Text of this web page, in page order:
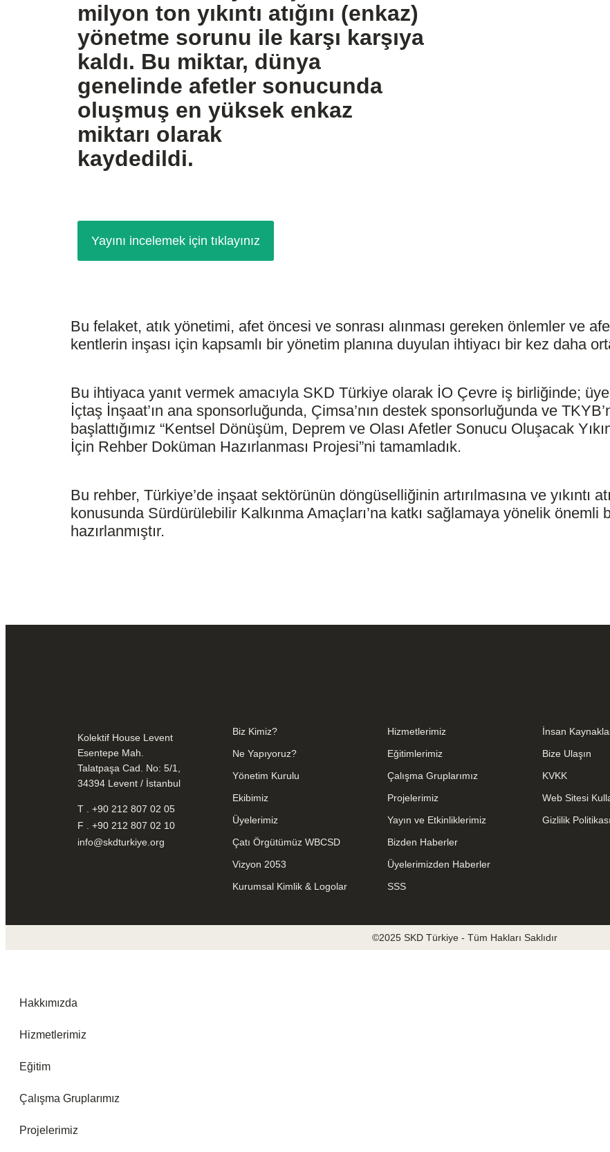
milyon ton yıkıntı atığını (enkaz)
yönetme sorunu ile karşı karşıya
kaldı. Bu miktar, dünya
genelinde afetler sonucunda
oluşmuş en yüksek enkaz
miktarı olarak
kaydedildi.
Yayını incelemek için tıklayınız
Bu felaket, atık yönetimi, afet öncesi ve sonrası alınması gereken önlemler ve
kentlerin inşası için kapsamlı bir yönetim planına duyulan ihtiyacı bir kez daha
Bu ihtiyaca yanıt vermek amacıyla SKD Türkiye olarak İO Çevre iş birliğinde;
İçtaş İnşaat’ın ana sponsorluğunda, Çimsa’nın destek sponsorluğunda ve
başlattığımız “Kentsel Dönüşüm, Deprem ve Olası Afetler Sonucu Oluşacak
İçin Rehber Doküman Hazırlanması Projesi”ni tamamladık.
Bu rehber, Türkiye’de inşaat sektörünün döngüselliğinin artırılmasına ve yıkıntı
konusunda Sürdürülebilir Kalkınma Amaçları’na katkı sağlamaya yönelik önemli
hazırlanmıştır.
Kolektif House Levent
Esentepe Mah.
Talatpaşa Cad. No: 5/1,
34394 Levent / İstanbul
T . +90 212 807 02 05
F . +90 212 807 02 10
info@skdturkiye.org
Biz Kimiz?
Ne Yapıyoruz?
Yönetim Kurulu
Ekibimiz
Üyelerimiz
Çatı Örgütümüz WBCSD
Vizyon 2053
Kurumsal Kimlik & Logolar
Hizmetlerimiz
Eğitimlerimiz
Çalışma Gruplarımız
Projelerimiz
Yayın ve Etkinliklerimiz
Bizden Haberler
Üyelerimizden Haberler
SSS
İnsan
Bize Ulaşın
KVKK
Web Sitesi
Gizlilik Politikası
©2025 SKD Türkiye - Tüm Hakları Saklıdır
Hakkımızda
Hizmetlerimiz
Eğitim
Çalışma Gruplarımız
Projelerimiz